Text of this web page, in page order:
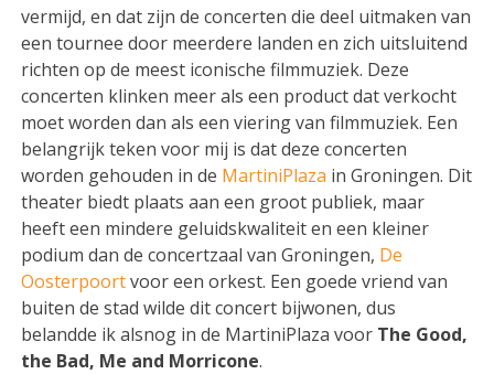
vermijd, en dat zijn de concerten die deel uitmaken van
een tournee door meerdere landen en zich uitsluitend
richten op de meest iconische filmmuziek. Deze
concerten klinken meer als een product dat verkocht
moet worden dan als een viering van filmmuziek. Een
belangrijk teken voor mij is dat deze concerten
worden gehouden in de MartiniPlaza in Groningen. Dit
theater biedt plaats aan een groot publiek, maar
heeft een mindere geluidskwaliteit en een kleiner
podium dan de concertzaal van Groningen, De
Oosterpoortvoor een orkest. Een goede vriend van
buiten de stad wilde dit concert bijwonen, dus
belandde ik alsnog in de MartiniPlaza voor The Good,
the Bad, Me and Morricone.